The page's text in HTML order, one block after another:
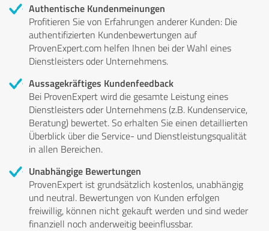
Authentische Kundenmeinungen
Profitieren Sie von Erfahrungen anderer Kunden: Die
authentifizierten Kundenbewertungen auf
ProvenExpert.com helfen Ihnen bei der Wahl eines
Dienstleisters oder Unternehmens.
Aussagekräftiges Kundenfeedback
Bei ProvenExpert wird die gesamte Leistung eines
Dienstleisters oder Unternehmens (z.B. Kundenservice,
Beratung) bewertet. So erhalten Sie einen detaillierten
Überblick über die Service- und Dienstleistungsqualität
in allen Bereichen.
Unabhängige Bewertungen
ProvenExpert ist grundsätzlich kostenlos, unabhängig
und neutral. Bewertungen von Kunden erfolgen
freiwillig, können nicht gekauft werden und sind weder
finanziell noch anderweitig beeinflussbar.